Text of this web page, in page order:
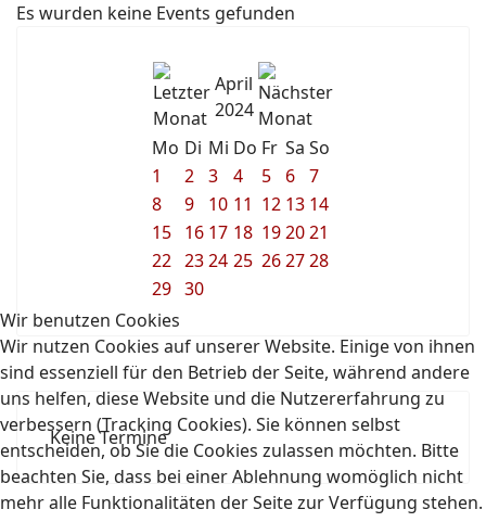
Es wurden keine Events gefunden
April
2024
Mo Di Mi Do Fr Sa So
1
2 3 4 5 6 7
8
9 10 11 12 13 14
15 16 17 18 192021
22 2324 25 262728
29 30
Keine Termine
Wir benutzen Cookies
Wir nutzen Cookies auf unserer Website. Einige von ihnen
sind essenziell für den Betrieb der Seite, während andere
uns helfen, diese Website und die Nutzererfahrung zu
verbessern (Tracking Cookies). Sie können selbst
entscheiden, ob Sie die Cookies zulassen möchten. Bitte
beachten Sie, dass bei einer Ablehnung womöglich nicht
mehr alle Funktionalitäten der Seite zur Verfügung stehen.